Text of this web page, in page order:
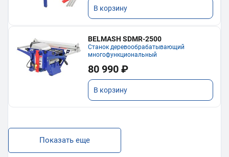
В корзину
BELMASH SDMR-2500
Станок деревообрабатывающий
многофункциональный
80 990 ₽
В корзину
Показать еще